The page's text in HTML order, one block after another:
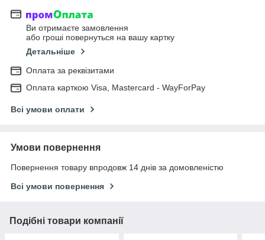
Ви отримаєте замовлення
або гроші повернуться на вашу картку
Детальніше
Оплата за реквізитами
Оплата карткою Visa, Mastercard - WayForPay
Всі умови оплати
Умови повернення
Повернення товару впродовж 14 днів за домовленістю
Всі умови повернення
Подібні товари компанії